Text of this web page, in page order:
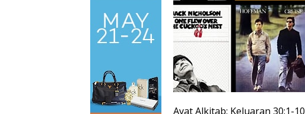
Ayat Alkitab: Keluaran 30:1-10